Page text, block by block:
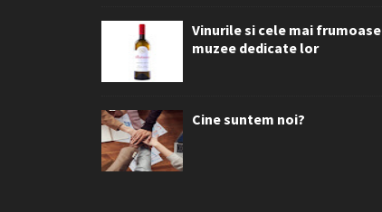
Vinurile si cele mai frumoase
muzee dedicate lor
Cine suntem noi?